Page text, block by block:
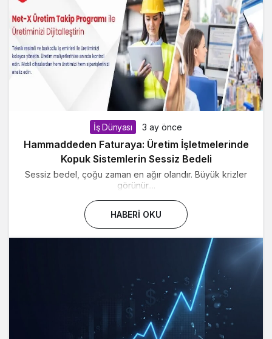
İş Dünyası 3 ay önce
Hammaddeden Faturaya: Üretim İşletmelerinde
Kopuk Sistemlerin Sessiz Bedeli
Sessiz bedel, çoğu zaman en ağır olandır. Büyük krizler
görünür....
HABERI OKU